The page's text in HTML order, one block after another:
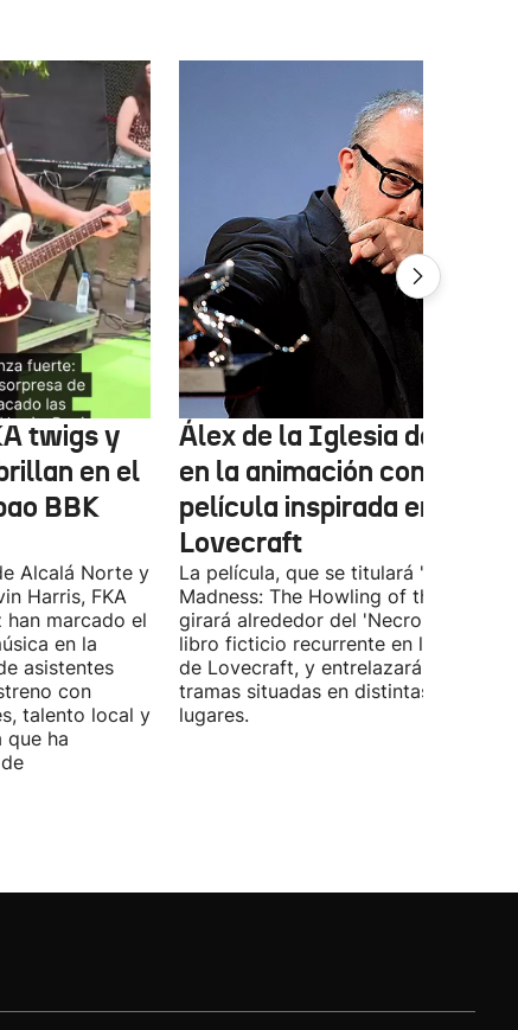
twigs y
en el
BBK
Alcalá Norte y
Harris, FKA
han marcado el
en la
asistentes
con
talento local y
que ha
Álex de la Iglesia debutará
en la animación con una
película inspirada en
Lovecraft
La película, que se titulará 'Ages of
Madness: The Howling of the Jinn',
girará alrededor del 'Necronomicón',
libro ficticio recurrente en los relatos
de Lovecraft, y entrelazará varias
tramas situadas en distintas épocas y
lugares.